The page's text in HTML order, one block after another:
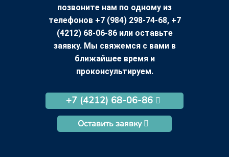
позвоните нам по одному из
телефонов +7 (984) 298-74-68, +7
(4212) 68-06-86 или оставьте
заявку. Мы свяжемся с вами в
ближайшее время и
проконсультируем.
+7 (4212) 68-06-86
Оставить заявку